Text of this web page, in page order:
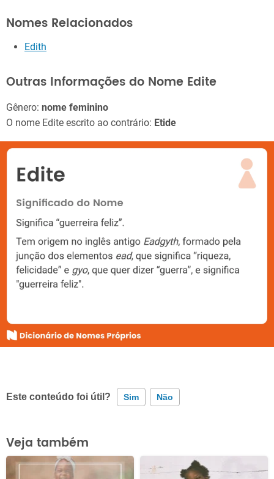
Nomes Relacionados
Edith
Outras Informações do Nome Edite
Gênero: nome feminino
O nome Edite escrito ao contrário: Etide
Este conteúdo foi útil? Sim Não
Este conteúdo contém informação incorreta
Este conteúdo não tem a informação que procuro
Veja também